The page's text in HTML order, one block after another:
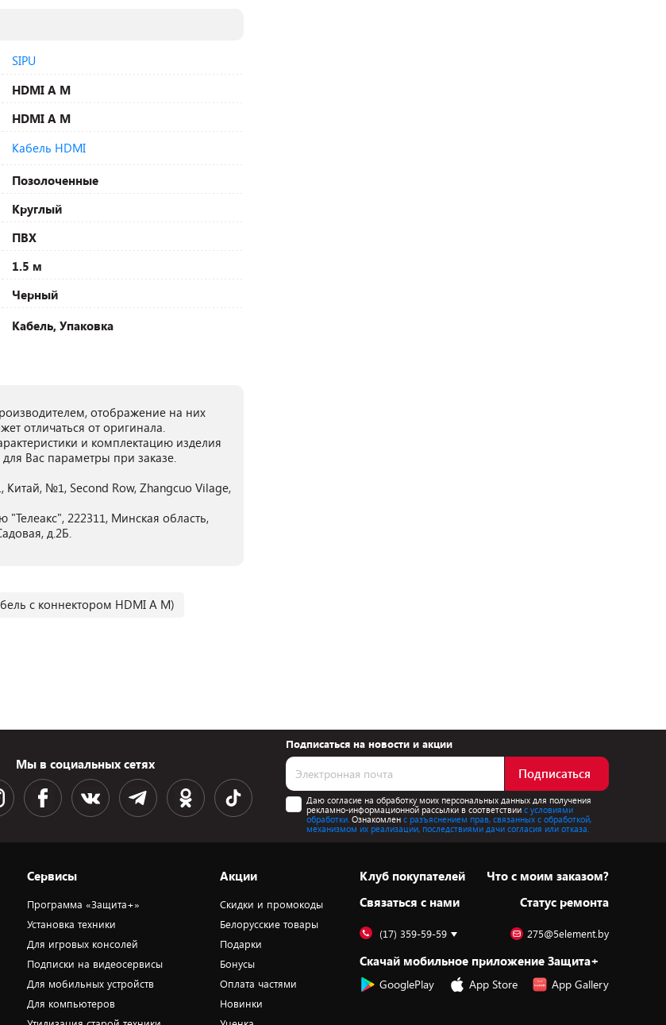
SIPU
HDMI A M
HDMI A M
Кабель HDMI
Позолоченные
Круглый
ПВХ
1.5 м
Черный
Кабель, Упаковка
отображение на них
отличаться от оригинала.
и комплектацию изделия
Вас параметры при заказе.
Китай, №1, Second Row, Zhangcuo Vilage,
222311, Минская область,
д.2Б.
с коннектором HDMI A M)
Мы в социальных сетях
Подписаться на новости и акции
Подписаться
Даю согласие на обработку моих персональных данных для получения
рекламно-информационной рассылки в соответствиис условиями
обработки. Ознакомлен с разъяснением прав, связанных с обработкой,
механизмом их реализации, последствиями дачи согласия или отказа.
Сервисы
Программа «Защита+»
Установка техники
Для игровых консолей
Подписки на видеосервисы
Для мобильных устройств
Для компьютеров
Акции
Скидки и промокоды
Белорусские товары
Подарки
Бонусы
Оплата частями
Новинки
Клуб покупателей
Cвязаться с нами
Что с моим заказом?
Статус ремонта
(17) 359-59-59 275@5element.by
Скачай мобильное приложение Защита+
GooglePlay App Store App Gallery